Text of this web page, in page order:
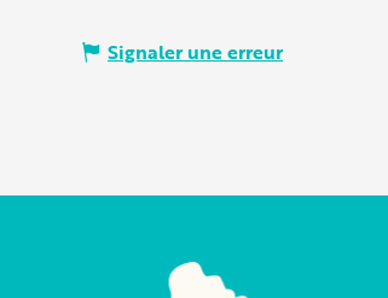
Signaler une erreur